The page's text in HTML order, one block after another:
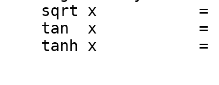
sqrt x = x
tan x = sin
tanh x = sinh